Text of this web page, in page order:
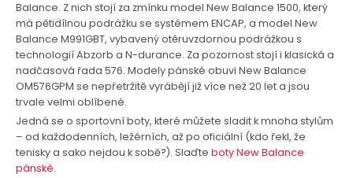
Balance. Z nich stojí za zmínku model New Balance 1500, který
má pětidílnou podrážku se systémem ENCAP, a model New
Balance M991GBT, vybavený otěruvzdornou podrážkou s
technologií Abzorb a N-durance. Za pozornost stojí i klasická a
nadčasová řada 576. Modely pánské obuvi New Balance
OM576GPM se nepřetržitě vyrábějí již více než 20 let a jsou
trvale velmi oblíbené.
Jedná se o sportovní boty, které můžete sladit k mnoha stylům
– od každodenních, ležérních, až po oficiální (kdo řekl, že
tenisky a sako nejdou k sobě?). Slaďte boty New Balance
pánské.